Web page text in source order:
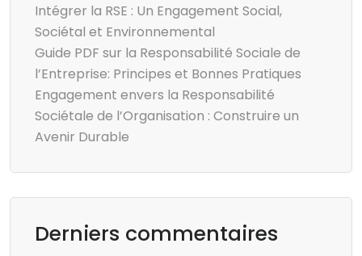
Intégrer la RSE : Un Engagement Social,
Sociétal et Environnemental
Guide PDF sur la Responsabilité Sociale de
l’Entreprise: Principes et Bonnes Pratiques
Engagement envers la Responsabilité
Sociétale de l’Organisation : Construire un
Avenir Durable
Derniers commentaires